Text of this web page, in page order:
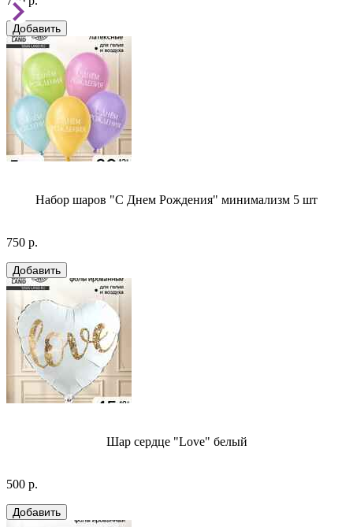
Набор шаров "С Днем Рождения" минимализм 5 шт
750 р.
Шар сердце "Love" белый
500 р.